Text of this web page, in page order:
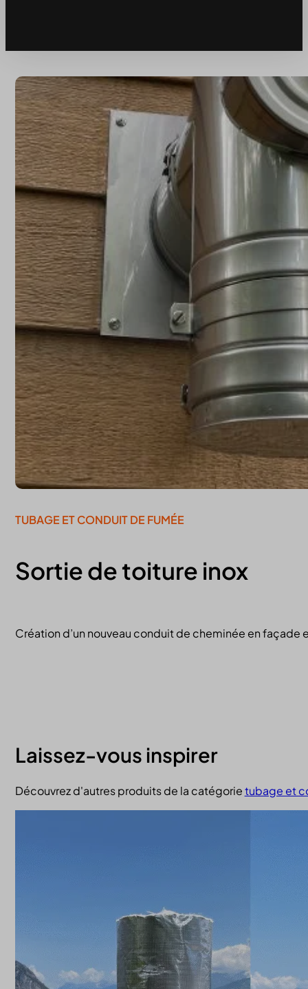
Sortie de toiture inox
TUBAGE ET CONDUIT DE FUMÉE
Création d’un nouveau conduit de cheminée en façade
Laissez-vous inspirer
Découvrez d'autres produits de la catégorietubage et